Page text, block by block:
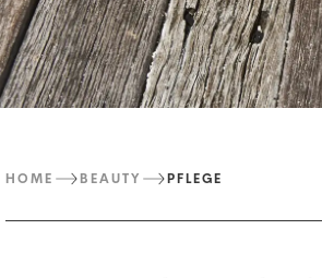
HOME BEAUTY PFLEGE